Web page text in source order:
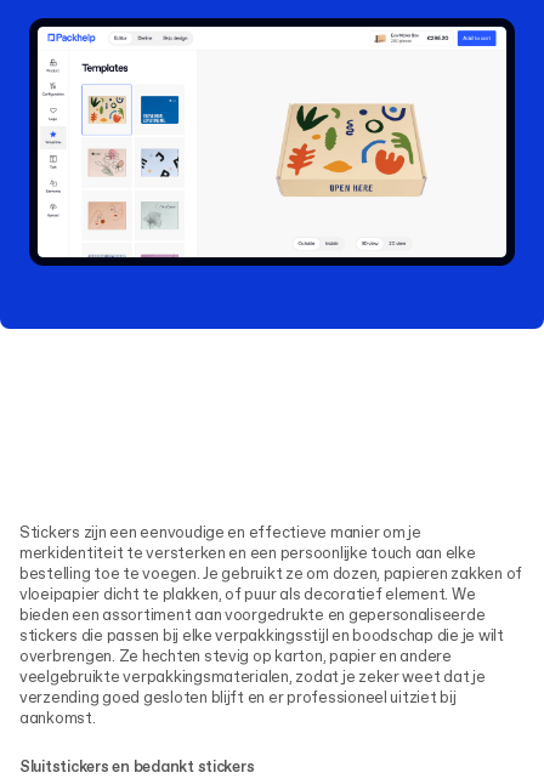
Stickers zijn een eenvoudige en effectieve manier om je
merkidentiteit te versterken en een persoonlijke touch aan elke
bestelling toe te voegen. Je gebruikt ze om dozen, papieren zakken of
vloeipapier dicht te plakken, of puur als decoratief element. We
bieden een assortiment aan voorgedrukte en gepersonaliseerde
stickers die passen bij elke verpakkingsstijl en boodschap die je wilt
overbrengen. Ze hechten stevig op karton, papier en andere
veelgebruikte verpakkingsmaterialen, zodat je zeker weet dat je
verzending goed gesloten blijft en er professioneel uitziet bij
aankomst.
Sluitstickers en bedankt stickers